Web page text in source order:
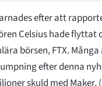
efter att
Celsius hade flyttat
börsen, FTX.
efter denna